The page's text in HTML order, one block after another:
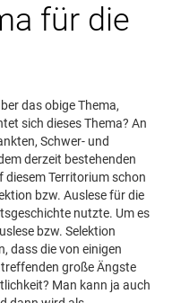
für die
das obige Thema,
sich dieses Thema? An
Schwer- und
derzeit bestehenden
Territorium schon
bzw. Auslese für die
nutzte. Um es
bzw. Selektion
dass die von einigen
große Ängste
Man kann ja auch